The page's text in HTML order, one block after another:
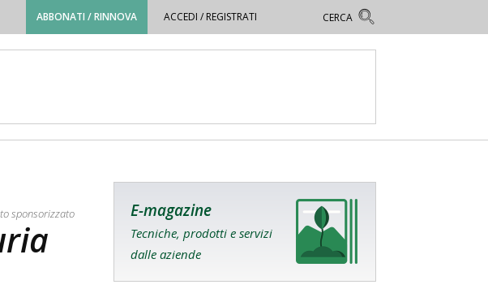
ABBONATI / RINNOVA ACCEDI / REGISTRATI
sponsorizzato E-magazine
Tecniche, prodotti e servizi
dalle aziende